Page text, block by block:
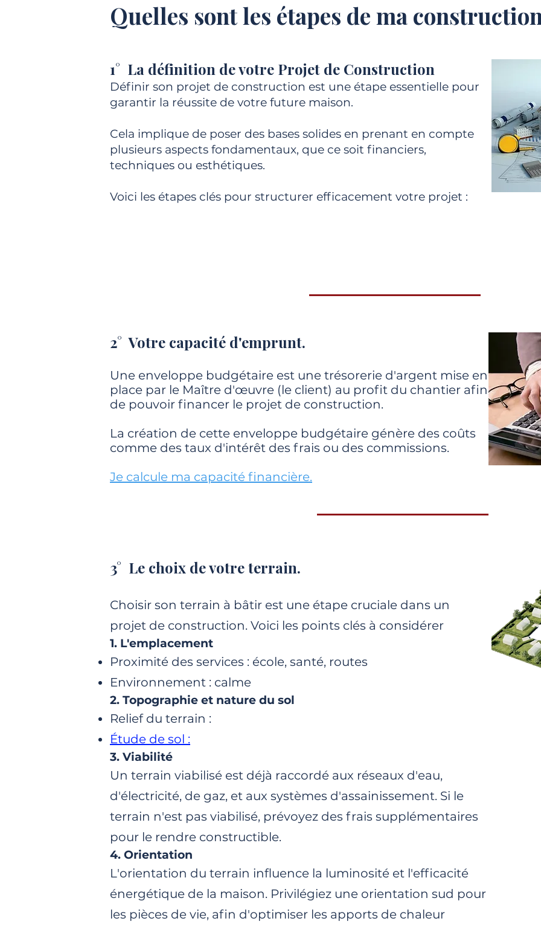
Quelles sont les étapes de ma
1° La définition de votre Projet de Construction
Définir son projet de construction est une étape essentielle pour
garantir la réussite de votre future maison.
Cela implique de poser des bases solides en prenant en compte
plusieurs aspects fondamentaux, que ce soit financiers,
techniques ou esthétiques.
Voici les étapes clés pour structurer efficacement votre projet :
Une enveloppe budgétaire est une trésorerie d'argent mise en
place par le Maître d'œuvre (le client) au profit du chantier afin
de pouvoir financer le projet de construction.
La création de cette enveloppe budgétaire génère des coûts
comme des taux d'intérêt des frais ou des commissions.
Je calcule ma capacité financière.
2° Votre capacité d'emprunt.
3° Le choix de votre terrain.
Choisir son terrain à bâtir est une étape cruciale dans un
projet de construction. Voici les points clés à considérer
1. L'emplacement
Proximité des services : école, santé, routes
Environnement : calme
2. Topographie et nature du sol
Relief du terrain :
Étude de sol :
3. Viabilité
Un terrain viabilisé est déjà raccordé aux réseaux d'eau,
d'électricité, de gaz, et aux systèmes d'assainissement. Si le
terrain n'est pas viabilisé, prévoyez des frais supplémentaires
pour le rendre constructible.
4. Orientation
L'orientation du terrain influence la luminosité et l'efficacité
énergétique de la maison. Privilégiez une orientation sud pour
les pièces de vie, afin d'optimiser les apports de chaleur